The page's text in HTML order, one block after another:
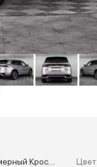
Цвет